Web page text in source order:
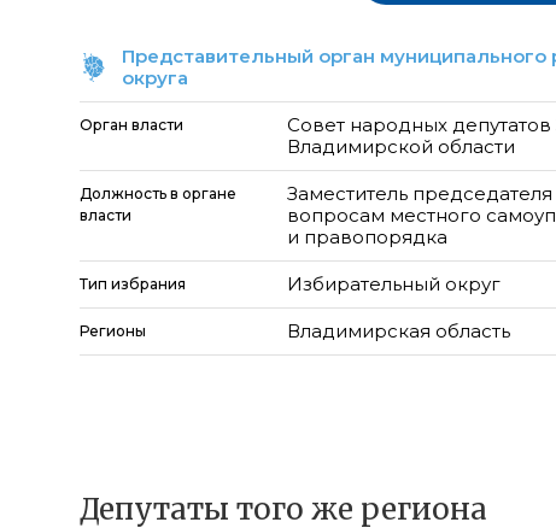
Представительный орган муниципального
округа
Орган власти
Совет народных
Владимирской области
Должность в органе
власти
Заместитель
вопросам местного
и правопорядка
Тип избрания Избирательный округ
Регионы Владимирская область
Депутаты того же региона